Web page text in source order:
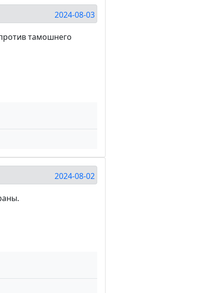
2024-08-03
тамошнего
2024-08-02